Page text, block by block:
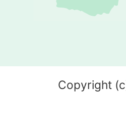
Copyright